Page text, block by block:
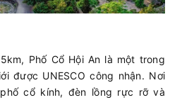
Phố Cổ Hội An là một trong
được UNESCO công nhận. Nơi
cổ kính, đèn lồng rực rỡ và